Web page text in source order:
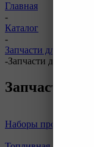
Главная
-
Каталог
-
Запчасти для
-Запчасти для
Запчасти
Наборы прокладок